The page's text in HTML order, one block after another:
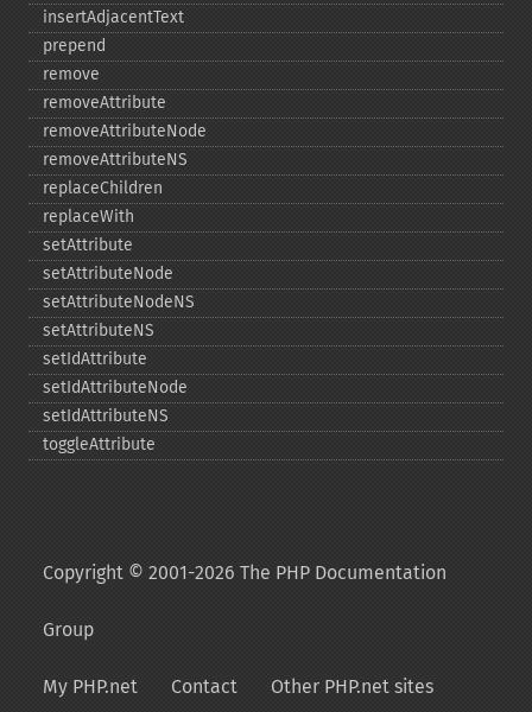
insertAdjacentText
prepend
remove
removeAttribute
removeAttributeNode
removeAttributeNS
replaceChildren
replaceWith
setAttribute
setAttributeNode
setAttributeNodeNS
setAttributeNS
setIdAttribute
setIdAttributeNode
setIdAttributeNS
toggleAttribute
Copyright © 2001-2026 The PHP Documentation
Group
My PHP.net Contact Other PHP.net sites